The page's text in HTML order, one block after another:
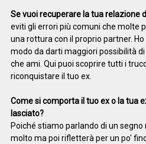
Se vuoi recuperare la tua relazione
eviti gli errori più comuni che molte
una rottura con il proprio partner.
modo da darti maggiori possibilità
che ami. Qui puoi scoprire tutti i
riconquistare il tuo ex.
Come si comporta il tuo ex o la tua
lasciato?
Poiché stiamo parlando di un
molto ma poi rifletterà per un po'